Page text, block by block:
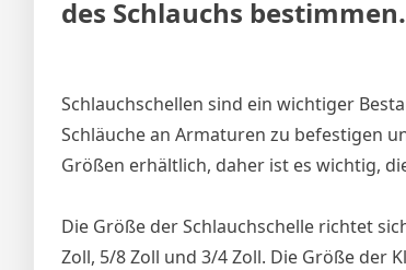
des Schlauchs bestimmen.
Schlauchschellen sind ein wichtiger
Schläuche an Armaturen zu befestigen
Größen erhältlich, daher ist es wichtig,
Die Größe der Schlauchschelle richtet
Zoll, 5/8 Zoll und 3/4 Zoll. Die Größe der